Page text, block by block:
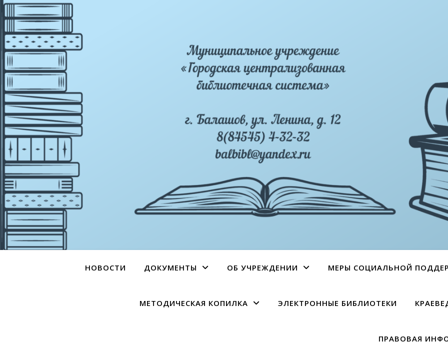
НОВОСТИ ДОКУМЕНТЫ ОБ УЧРЕЖДЕНИИ МЕРЫ СОЦИАЛЬНОЙ
МЕТОДИЧЕСКАЯ КОПИЛКА ЭЛЕКТРОННЫЕ БИБЛИОТЕКИ
ПРАВОВАЯ